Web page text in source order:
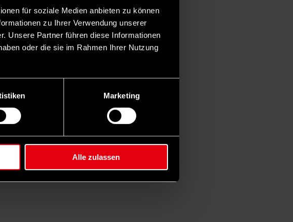
für soziale Medien anbieten zu können
zu Ihrer Verwendung unserer
Unsere Partner führen diese Informationen
oder die sie im Rahmen Ihrer Nutzung
Marketing
Alle zulassen